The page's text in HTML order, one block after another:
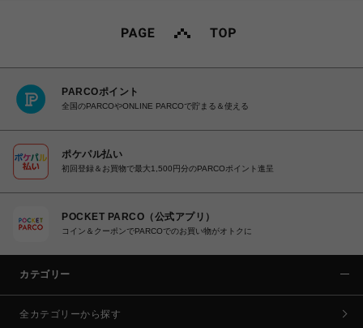
PARCOポイント
全国のPARCOやONLINE PARCOで貯まる＆使える
ポケパル払い
初回登録＆お買物で最大1,500円分のPARCOポイント進呈
POCKET PARCO（公式アプリ）
コイン＆クーポンでPARCOでのお買い物がオトクに
カテゴリー
全カテゴリーから探す